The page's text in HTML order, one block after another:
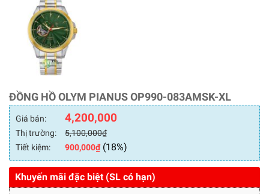
ĐỒNG HỒ OLYM PIANUS OP990-083AMSK-XL
Giá bán: 4,200,000
Thị trường: 5,100,000₫
Tiết kiệm:
900,000₫(18%)
Khuyến mãi đặc biệt (SL có hạn)